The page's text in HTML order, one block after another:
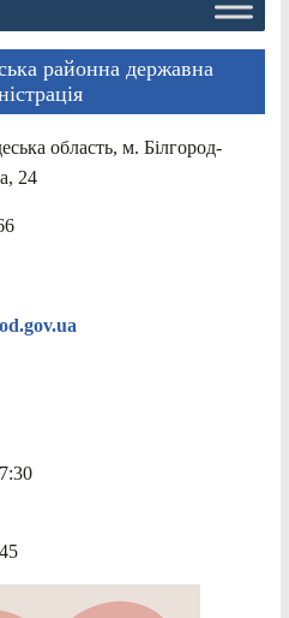
районна державна
область, м. Білгород-
24